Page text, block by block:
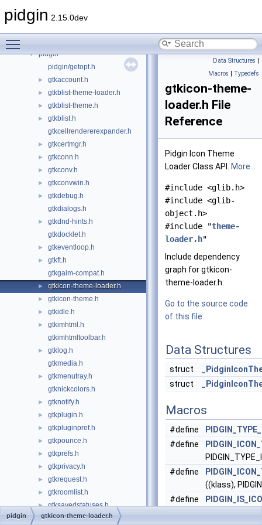
pidgin 2.15.0dev
▼ File List
▼ pidgin
pidgin/getopt.h
► gtkaccount.h
► gtkblist-theme-loader.h
► gtkblist-theme.h
►
gtkblist.h
gtkcellrendererexpander.h
► gtkcertmgr.h
► gtkconn.h
► gtkconv.h
► gtkconvwin.h
►
gtkdebug.h
gtkdialogs.h
►
gtkdnd-hints.h
gtkdocklet.h
► gtkeventloop.h
►
gtkft.h
gtkgaim-compat.h
► gtkicon-theme-loader.h
► gtkicon-theme.h
► gtkidle.h
►
gtkimhtml.h
gtkimhtmltoolbar.h
►
gtklog.h
gtkmedia.h
►
gtkmenutray.h
gtknickcolors.h
► gtknotify.h
► gtkplugin.h
► gtkpluginpref.h
► gtkpounce.h
► gtkprefs.h
► gtkprivacy.h
► gtkrequest.h
► gtkroomlist.h
► gtksavedstatuses.h
gtkscrollbook.h
Data Structures |
Macros | Typedefs
gtkicon-theme-
loader.h File
Reference
Pidgin Icon Theme
Loader Class API.
More...
#include <glib.h>
#include <glib-
object.h>
#include "theme-
loader.h"
Include dependency
graph for gtkicon-
theme-loader.h:
Go to the source code
of this file.
Data Structures
struct
struct
Macros
#define
#define
#define
((klass),
#define
pidgin gtkicon-theme-loader.h